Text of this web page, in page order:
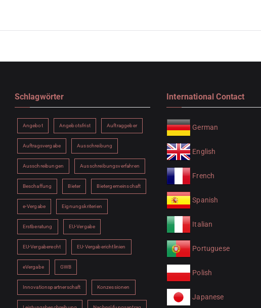
Search
Schlagwörter
Angebot Angebotsfrist Auftraggeber
Auftragsvergabe Ausschreibung
Ausschreibungen Ausschreibungsverfahren
Beschaffung Bieter Bietergemeinschaft
e-Vergabe Eignungskriterien
Erstberatung EU-Vergabe
EU-Vergaberecht EU-Vergaberichtlinien
eVergabe GWB
Innovationspartnerschaft Konzessionen
International Contact
German
English
French
Spanish
Italian
Portuguese
Polish
Japanese